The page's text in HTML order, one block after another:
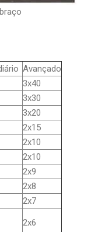
Avançado
3x40
3x30
3x20
2x15
2x10
2x10
2x9
2x8
2x7
2x6